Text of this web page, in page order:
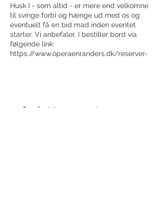
Husk I - som altid - er mere end velkomne
til svinge forbi og hænge ud med os og
eventuelt få en bid mad inden eventet
starter. Vi anbefaler, I bestiller bord via
følgende link:
https://www.operaenranders.dk/reserver-
et-bord
Del dette event